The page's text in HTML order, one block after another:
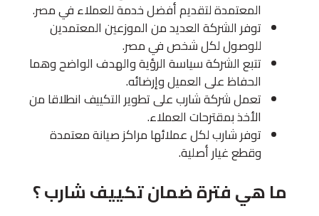
المعتمدة لتقديم أفضل خدمة للعملاء في مصر.
توفر الشركة العديد من الموزعين المعتمدين
للوصول لكل شخص في مصر.
تتبع الشركة سياسة الرؤية والهدف الواضح وهما
الحفاظ على العميل وإرضائه.
تعمل شركة شارب على تطوير التكييف انطلاقا من
الأخذ بمقترحات العملاء.
توفر شارب لكل عملائها مراكز صيانة معتمدة
وقطع غيار أصلية.
ما هي فترة ضمان تكييف شارب ؟